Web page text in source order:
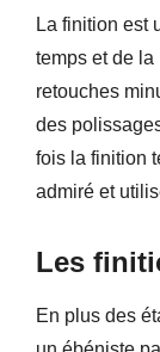
La finition est
temps et de la
retouches
des
fois la finition
admiré et
Les
En plus des